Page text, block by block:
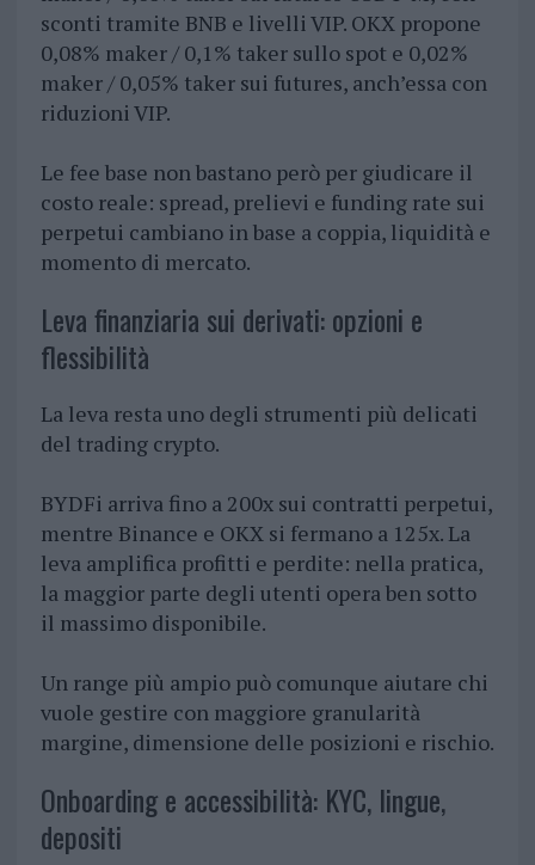
sconti tramite BNB e livelli VIP. OKX propone
0,08% maker / 0,1% taker sullo spot e 0,02%
maker / 0,05% taker sui futures, anch’essa con
riduzioni VIP.
Le fee base non bastano però per giudicare il
costo reale: spread, prelievi e funding rate sui
perpetui cambiano in base a coppia, liquidità e
momento di mercato.
Leva finanziaria sui derivati: opzioni e
flessibilità
La leva resta uno degli strumenti più delicati
del trading crypto.
BYDFi arriva fino a 200x sui contratti perpetui,
mentre Binance e OKX si fermano a 125x. La
leva amplifica profitti e perdite: nella pratica,
la maggior parte degli utenti opera ben sotto
il massimo disponibile.
Un range più ampio può comunque aiutare chi
vuole gestire con maggiore granularità
margine, dimensione delle posizioni e rischio.
Onboarding e accessibilità: KYC, lingue,
depositi